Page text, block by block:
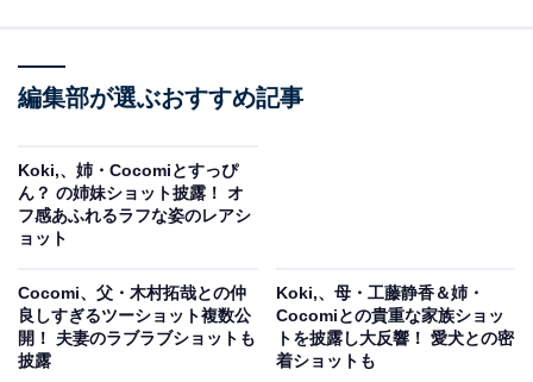
編集部が選ぶおすすめ記事
Koki,、姉・Cocomiとすっぴ
ん？ の姉妹ショット披露！ オ
フ感あふれるラフな姿のレアシ
ョット
Cocomi、父・木村拓哉との仲
良しすぎるツーショット複数公
開！ 夫妻のラブラブショットも
披露
Koki,、母・工藤静香＆姉・
Cocomiとの貴重な家族ショッ
トを披露し大反響！ 愛犬との密
着ショットも